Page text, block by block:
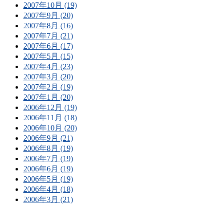
2007年10月 (19)
2007年9月 (20)
2007年8月 (16)
2007年7月 (21)
2007年6月 (17)
2007年5月 (15)
2007年4月 (23)
2007年3月 (20)
2007年2月 (19)
2007年1月 (20)
2006年12月 (19)
2006年11月 (18)
2006年10月 (20)
2006年9月 (21)
2006年8月 (19)
2006年7月 (19)
2006年6月 (19)
2006年5月 (19)
2006年4月 (18)
2006年3月 (21)